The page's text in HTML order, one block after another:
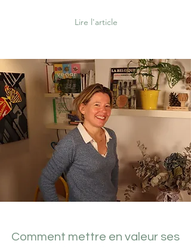
Lire l'article
Comment mettre en valeur ses